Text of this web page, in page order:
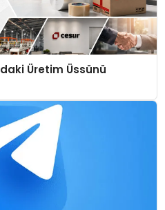
Üretim Üssünü